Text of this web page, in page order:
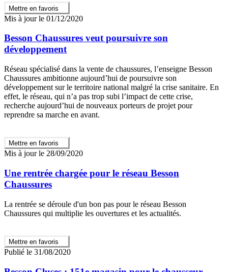
Mettre en favoris
Mis à jour le 01/12/2020
Besson Chaussures veut poursuivre son
développement
Réseau spécialisé dans la vente de chaussures, l’enseigne Besson
Chaussures ambitionne aujourd’hui de poursuivre son
développement sur le territoire national malgré la crise sanitaire. En
effet, le réseau, qui n’a pas trop subi l’impact de cette crise,
recherche aujourd’hui de nouveaux porteurs de projet pour
reprendre sa marche en avant.
Mettre en favoris
Mis à jour le 28/09/2020
Une rentrée chargée pour le réseau Besson
Chaussures
La rentrée se déroule d'un bon pas pour le réseau Besson
Chaussures qui multiplie les ouvertures et les actualités.
Mettre en favoris
Publié le 31/08/2020